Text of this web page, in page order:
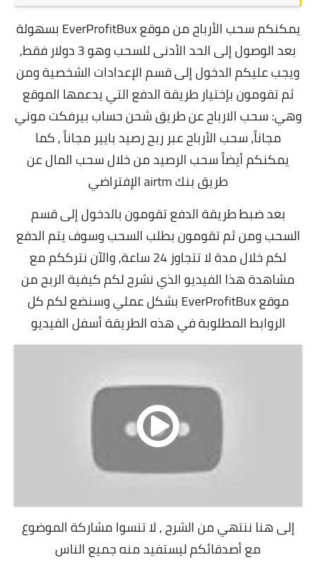
يمكنكم سحب الأرباح من موقع EverProfitBux بسهولة
بعد الوصول إلى الحد الأدنى للسحب وهو 3 دولار فقط,
ويجب عليكم الدخول إلى قسم الإعدادات الشخصية ومن
ثم تقومون بإختيار طريقة الدفع التي يدعمها الموقع
وهي: سحب الارباح عن طريق شحن حساب بيرفكت موني
مجاناً, سحب الأرباح عبر ربح رصيد بايير مجاناً,كما
يمكنكم أيضاً سحب الرصيد من خلالسحب المال عن
طريق بنك airtm الإفتراضي
بعد ضبط طريقة الدفع تقومون بالدخول إلى قسم
السحب ومن ثم تقومون بطلب السحب وسوف يتم الدفع
لكم خلال مدة لا تتجاوز 24 ساعة, و
الآن نترككم مع
مشاهدة هذا الفيديو الذي نشرح لكم كيفية الربح من
موقع EverProfitBux بشكل عملي وسنضع لكم كل
الروابط المطلوبة في هذه الطريقة أسفل الفيديو
إلى هنا ننتهي من الشرح , لا تنسوا مشاركة الموضوع
مع أصدقائكم ليستفيد منه جميع الناس